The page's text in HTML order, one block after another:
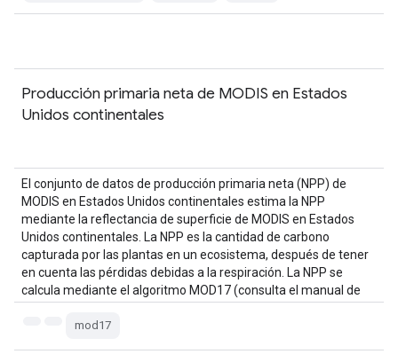
Producción primaria neta de MODIS en Estados
Unidos continentales
El conjunto de datos de producción primaria neta (NPP) de
MODIS en Estados Unidos continentales estima la NPP
mediante la reflectancia de superficie de MODIS en Estados
Unidos continentales. La NPP es la cantidad de carbono
capturada por las plantas en un ecosistema, después de tener
en cuenta las pérdidas debidas a la respiración. La NPP se
calcula mediante el algoritmo MOD17 (consulta el manual de
mod17